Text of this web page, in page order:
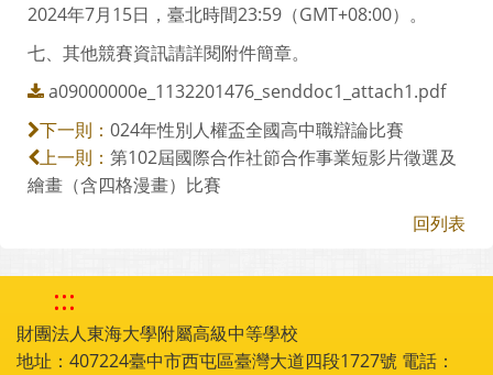
2024年7月15日，臺北時間23:59（GMT+08:00）。
七、其他競賽資訊請詳閱附件簡章。
a09000000e_1132201476_senddoc1_attach1.pdf
下一則： 024年性別人權盃全國高中職辯論比賽
上一則： 第102屆國際合作社節合作事業短影片徵選及
繪畫（含四格漫畫）比賽
回列表
:::
財團法人東海大學附屬高級中等學校
地址：407224臺中市西屯區臺灣大道四段1727號 電話：